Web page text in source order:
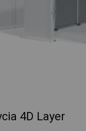
4D Layer